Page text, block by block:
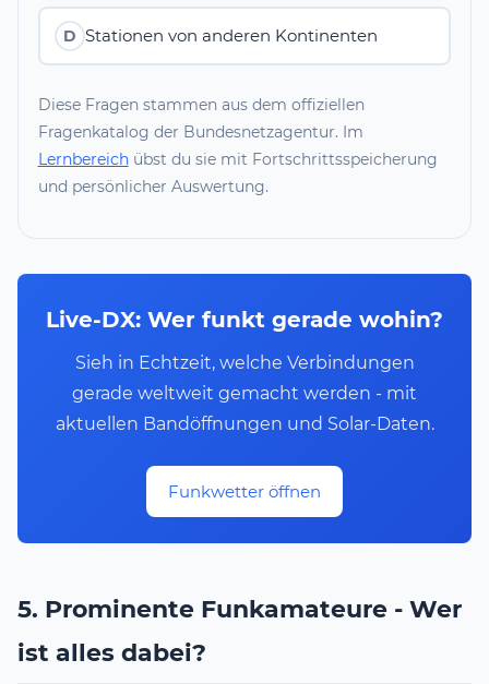
D Stationen von anderen Kontinenten
Diese Fragen stammen aus dem offiziellen
Fragenkatalog der Bundesnetzagentur. Im
Lernbereichübst du sie mit Fortschrittsspeicherung
und persönlicher Auswertung.
Live-DX: Wer funkt gerade wohin?
Sieh in Echtzeit, welche Verbindungen
gerade weltweit gemacht werden - mit
aktuellen Bandöffnungen und Solar-Daten.
Funkwetter öffnen
5. Prominente Funkamateure - Wer
ist alles dabei?